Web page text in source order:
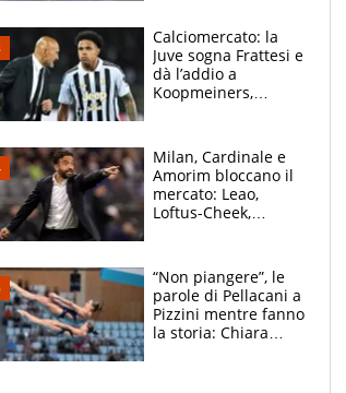
solo 1,4 milioni
all'anno
Calciomercato: la
Juve sogna Frattesi e
dà l’addio a
Koopmeiners,
scatenata
Milan, Cardinale e
Amorim bloccano il
mercato: Leao,
Loftus-Cheek,
Soulè e Osorio nel
mirino
“Non piangere”, le
parole di Pellacani a
Pizzini mentre fanno
la storia: Chiara